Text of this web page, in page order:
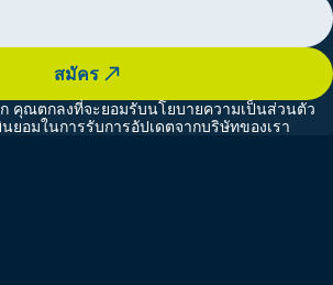
สมัคร
คุณตกลงที่จะยอมรับนโยบายความเป็นส่วนตัว
ยอมในการรับการอัปเดตจากบริษัทของเรา